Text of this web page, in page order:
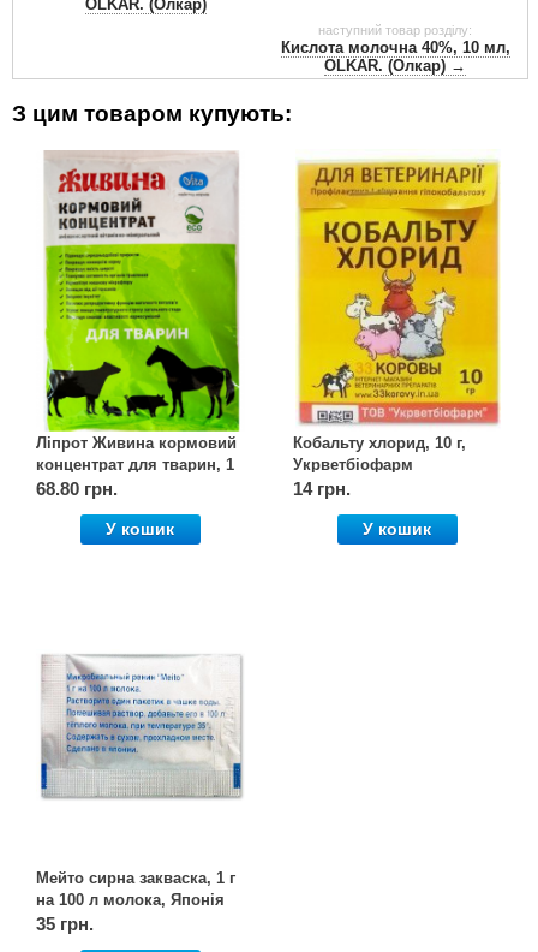
OLKAR. (Олкар)
наступний товар розділу:
Кислота молочна 40%, 10 мл,
OLKAR. (Олкар) →
З цим товаром купують:
Ліпрот Живина кормовий
концентрат для тварин, 1
кг, Vita
68.80 грн.
У кошик
Кобальту хлорид, 10 г,
Укрветбіофарм
14 грн.
У кошик
Мейто сирна закваска, 1 г
на 100 л молока, Японія
35 грн.